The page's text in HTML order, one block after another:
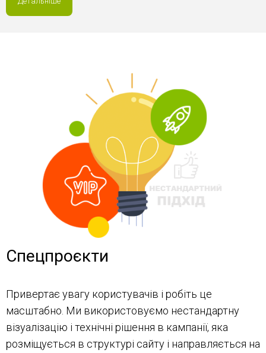
Спецпроєкти
Привертає увагу користувачів і робіть це
масштабно. Ми використовуємо нестандартну
візуалізацію і технічні рішення в кампанії, яка
розміщується в структурі сайту і направляється на